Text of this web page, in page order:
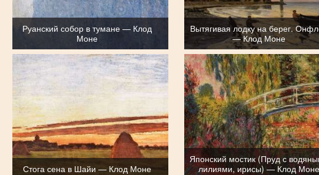
Руанский собор в тумане — Клод
Моне
Вытягивая лодку на берег.
— Клод Моне
Стога сена в Шайи — Клод Моне
Японский мостик (Пруд с
лилиями, ирисы) — Клод Моне